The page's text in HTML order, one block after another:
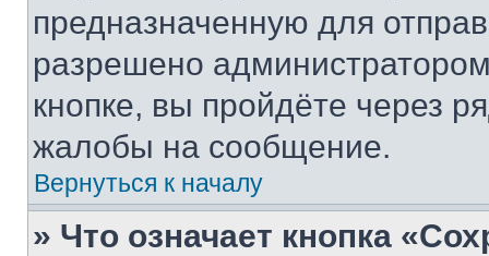
предназначенную для
разрешено
кнопке, вы пройдёте через
жалобы на сообщение.
Вернуться к началу
» Что означает кнопка